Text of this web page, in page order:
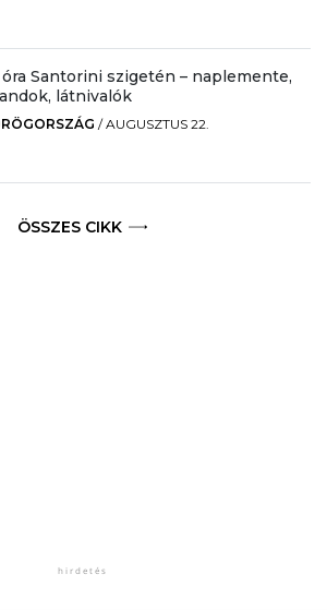
Santorini szigetén – naplemente,
látnivalók
/AUGUSZTUS 22.
ÖSSZES CIKK